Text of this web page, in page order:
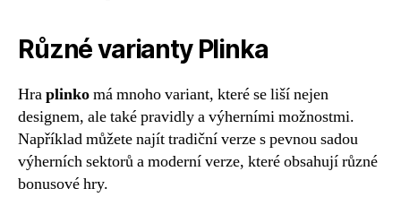
Různé varianty Plinka
Hraplinkomá mnoho variant, které se liší nejen
designem, ale také pravidly a výherními možnostmi.
Například můžete najít tradiční verze s pevnou sadou
výherních sektorů a moderní verze, které obsahují různé
bonusové hry.